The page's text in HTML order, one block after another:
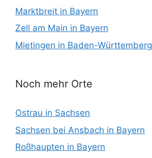
Marktbreit in Bayern
Zell am Main in Bayern
Mietingen in Baden-Württemberg
Noch mehr Orte
Ostrau in Sachsen
Sachsen bei Ansbach in Bayern
Roßhaupten in Bayern